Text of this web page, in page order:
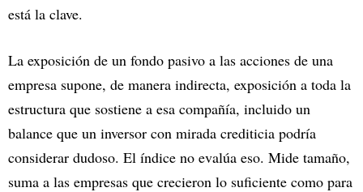
está la clave.
La exposición de un fondo pasivo a las acciones de una
empresa supone, de manera indirecta, exposición a toda la
estructura que sostiene a esa compañía, incluido un
balance que un inversor con mirada crediticia podría
considerar dudoso. El índice no evalúa eso. Mide tamaño,
suma a las empresas que crecieron lo suficiente como para